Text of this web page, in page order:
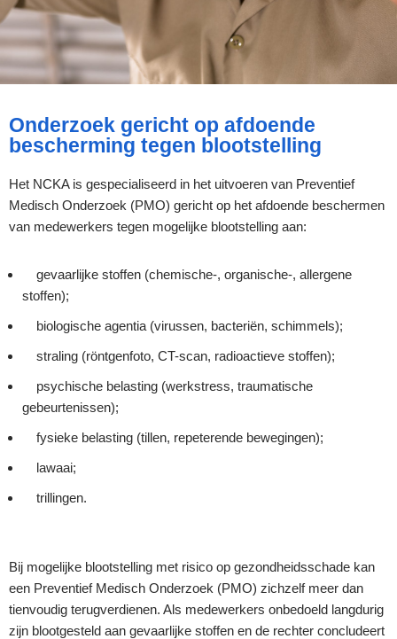
Onderzoek gericht op afdoende
bescherming tegen blootstelling
Het NCKA is gespecialiseerd in het uitvoeren van Preventief
Medisch Onderzoek (PMO) gericht op het afdoende beschermen
van medewerkers tegen mogelijke blootstelling aan:
gevaarlijke stoffen (chemische-, organische-, allergene
stoffen);
biologische agentia (virussen, bacteriën, schimmels);
straling (röntgenfoto, CT-scan, radioactieve stoffen);
psychische belasting (werkstress, traumatische
gebeurtenissen);
fysieke belasting (tillen, repeterende bewegingen);
lawaai;
trillingen.
Bij mogelijke blootstelling met risico op gezondheidsschade kan
een Preventief Medisch Onderzoek (PMO) zichzelf meer dan
tienvoudig terugverdienen. Als medewerkers onbedoeld langdurig
zijn blootgesteld aan gevaarlijke stoffen en de rechter concludeert